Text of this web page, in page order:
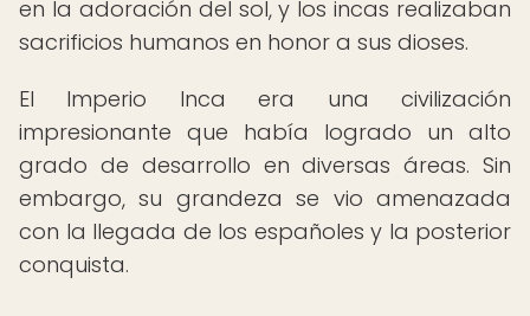
en la adoración del sol, y los incas realizaban
sacrificios humanos en honor a sus dioses.
El Imperio Inca era una civilización
impresionante que había logrado un alto
grado de desarrollo en diversas áreas. Sin
embargo, su grandeza se vio amenazada
con la llegada de los españoles y la posterior
conquista.